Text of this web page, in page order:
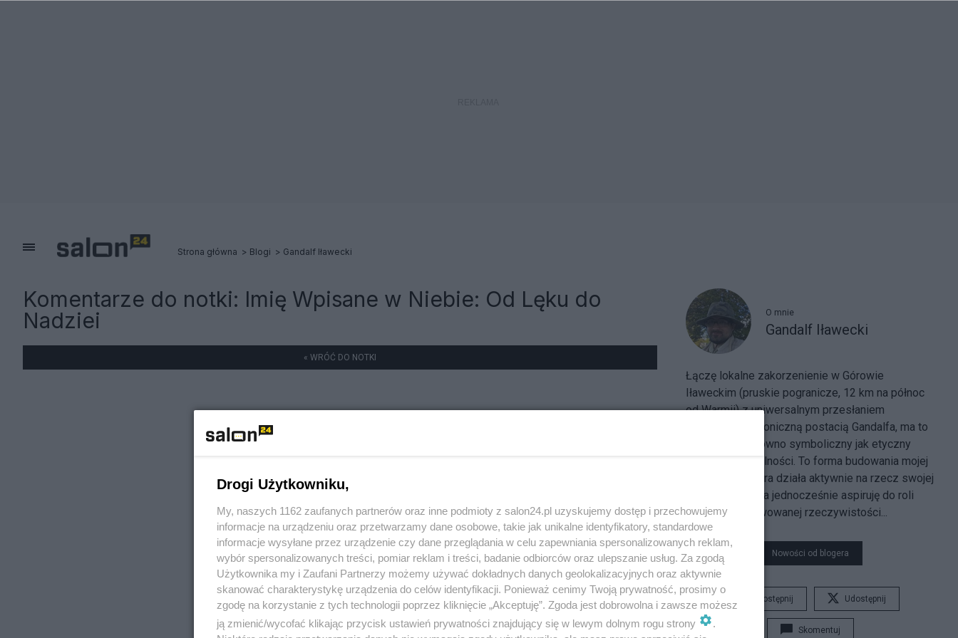
Strona główna Blogi Gandalf Iławecki
Komentarze do notki: Imię Wpisane w Niebie: Od Lęku do
Nadziei
« WRÓĆ DO NOTKI
O mnie
Gandalf Iławecki
Łączę lokalne zakorzenienie w Górowie
Iławeckim (pruskie pogranicze, 12 km na północ
od Warmii) z uniwersalnym przesłaniem
związanym z ikoniczną postacią Gandalfa, ma to
podkreślać zarówno symboliczny jak etyczny
charakter działalności. To forma budowania mojej
tożsamości, która działa aktywnie na rzecz swojej
małej ojczyzny, a jednocześnie aspiruję do roli
świadka obserwowanej rzeczywistości...
Nowości od blogera
Udostępnij Udostępnij
Skomentuj
Drogi Użytkowniku,
My, naszych 1162 zaufanych partnerów oraz inne podmioty z salon24.pl uzyskujemy dostęp i przechowujemy
informacje na urządzeniu oraz przetwarzamy dane osobowe, takie jak unikalne identyfikatory, standardowe
informacje wysyłane przez urządzenie czy dane przeglądania w celu zapewniania spersonalizowanych reklam,
wybór spersonalizowanych treści, pomiar reklam i treści, badanie odbiorców oraz ulepszanie usług. Za zgodą
Użytkownika my i Zaufani Partnerzy możemy używać dokładnych danych geolokalizacyjnych oraz aktywnie
skanować charakterystykę urządzenia do celów identyfikacji. Ponieważ cenimy Twoją prywatność, prosimy o
zgodę na korzystanie z tych technologii poprzez kliknięcie „Akceptuję”. Zgoda jest dobrowolna i zawsze możesz
ją zmienić/wycofać klikając przycisk ustawień prywatności znajdujący się w lewym dolnym rogu strony
.